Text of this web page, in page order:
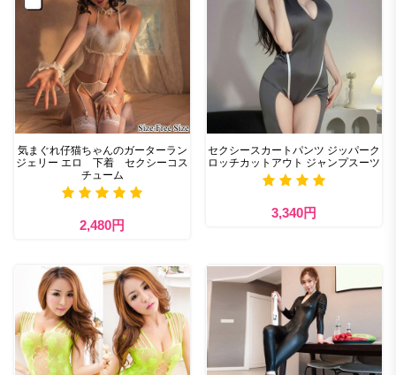
気まぐれ仔猫ちゃんのガーターラン
ジェリー エロ 下着 セクシーコス
チューム
2,480円
セクシースカートパンツ ジッパーク
ロッチカットアウト ジャンプスーツ
3,340円